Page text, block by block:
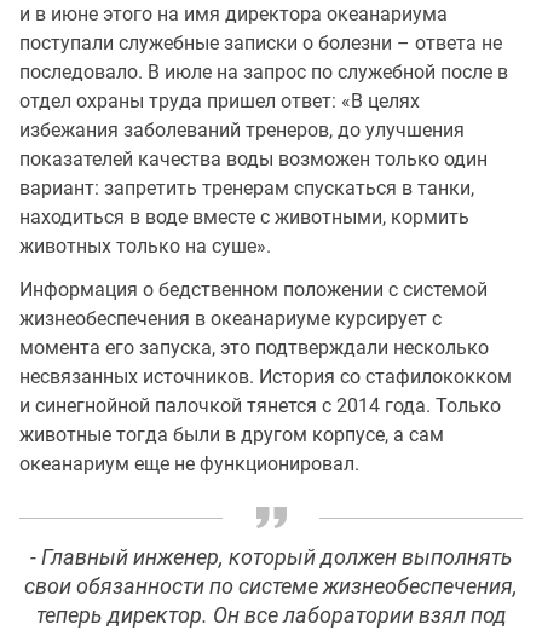
и в июне этого на имя директора океанариума
поступали служебные записки о болезни – ответа не
последовало. В июле на запрос по служебной после в
отдел охраны труда пришел ответ: «В целях
избежания заболеваний тренеров, до улучшения
показателей качества воды возможен только один
вариант: запретить тренерам спускаться в танки,
находиться в воде вместе с животными, кормить
животных только на суше».
Информация о бедственном положении с системой
жизнеобеспечения в океанариуме курсирует с
момента его запуска, это подтверждали несколько
несвязанных источников. История со стафилококком
и синегнойной палочкой тянется с 2014 года. Только
животные тогда были в другом корпусе, а сам
океанариум еще не функционировал.
- Главный инженер, который должен выполнять
свои обязанности по системе жизнеобеспечения,
теперь директор. Он все лаборатории взял под